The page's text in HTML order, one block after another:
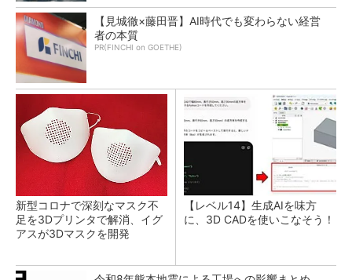
【見城徹×藤田晋】AI時代でも変わらない経営
者の本質
PR(FINCHI on GOETHE)
新型コロナで深刻なマスク不
足を3Dプリンタで解消、イグ
アスが3Dマスクを開発
【レベル14】生成AIを味方
に、3D CADを使いこなそう！